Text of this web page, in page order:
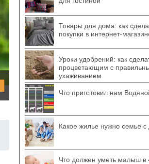
Товары для дома: как
покупки в интернет-
Уроки удобрений: как
процветающим с
ухаживанием
Что приготовил нам
Какое жилье нужно семье с
Что должен уметь малыш в